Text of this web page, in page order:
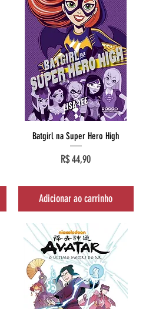
Visualização rápida
Batgirl na Super Hero High
Preço
R$ 44,90
Adicionar ao carrinho